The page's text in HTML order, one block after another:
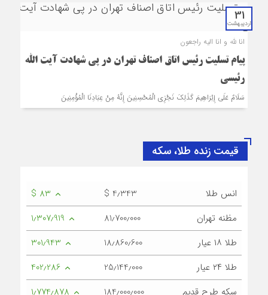
31
اردیبهشت
انا لله و انا الیه راجعون
پیام تسلیت رئیس اتاق اصناف تهران در پی شهادت آیت الله
رئیسی
سَلَامٌ عَلَى إِبْرَاهِيمَ كَذَلِكَ نَجْزِي الْمُحْسِنِينَ إِنَّهُ مِنْ عِبَادِنَا الْمُؤْمِنِينَ
قیمت زنده طلا، سکه
انس طلا $ 4٫343
$ 83
مظنه تهران
81٫700٫000
1٫307٫919
طلا ۱۸ عیار
18٫860٫600
301٫943
طلا ۲۴ عیار
25٫144٫000
402٫286
سکه طرح قدیم
184٫000٫000
1٫774٫878